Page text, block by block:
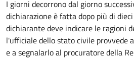
I giorni decorrono dal giorno
dichiarazione è fatta dopo più di
dichiarante deve indicare le ragioni
l'ufficiale dello stato civile provvede
e a segnalarlo al procuratore della